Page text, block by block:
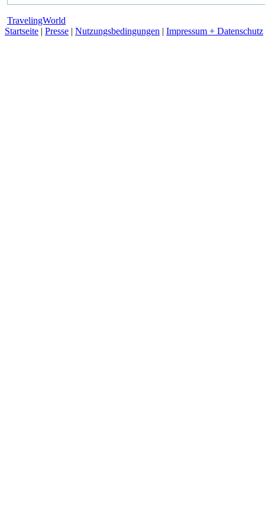
TravelingWorld
Startseite | Presse | Nutzungsbedingungen | Impressum + Datenschutz